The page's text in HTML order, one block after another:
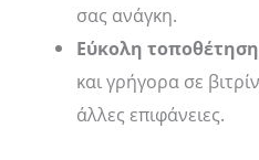
σας ανάγκη.
Εύκολη
και γρήγορα σε
άλλες επιφάνειες.